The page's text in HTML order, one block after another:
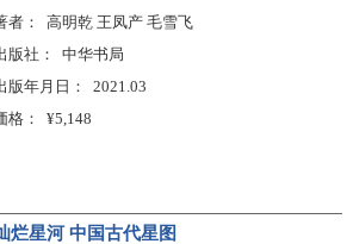
者
高明乾 王凤产 毛雪飞
版社
中华书局
版年月日
2021.03
格
¥5,148
烂星河 中国古代星图